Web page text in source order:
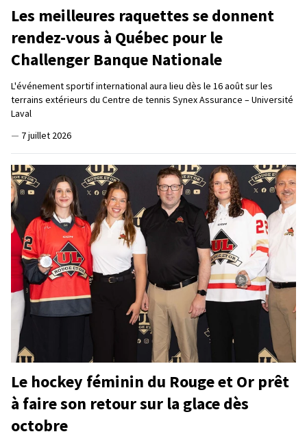
Les meilleures raquettes se donnent
rendez-vous à Québec pour le
Challenger Banque Nationale
L'événement sportif international aura lieu dès le 16 août sur les
terrains extérieurs du Centre de tennis Synex Assurance – Université
Laval
— 7 juillet 2026
Le hockey féminin du Rouge et Or prêt
à faire son retour sur la glace dès
octobre